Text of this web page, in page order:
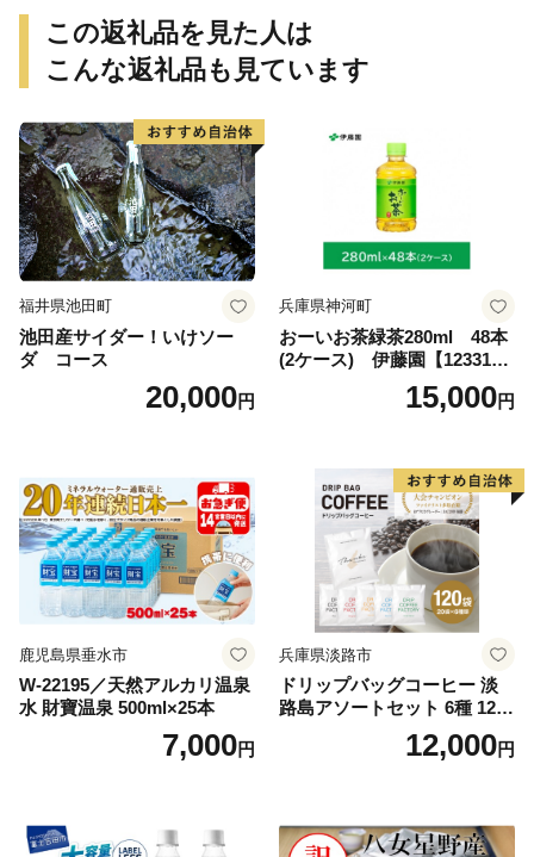
この返礼品を見た人は
こんな返礼品も見ています
福井県池田町
池田産サイダー！いけソー
ダ コース
20,000円
兵庫県神河町
おーいお茶緑茶280ml 48本
(2ケース) 伊藤園【123317
15,000円
鹿児島県垂水市
W-22195／天然アルカリ温泉
水 財寶温泉 500ml×25本
7,000円
兵庫県淡路市
ドリップバッグコーヒー 淡
路島アソートセット 6種 120
袋 飲み比べ コーヒー
12,000円